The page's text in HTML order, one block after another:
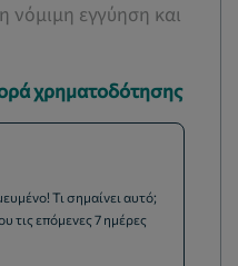
νόμιμη εγγύηση και
χρηματοδότησης
Τι σημαίνει αυτό;
τις επόμενες 7 ημέρες